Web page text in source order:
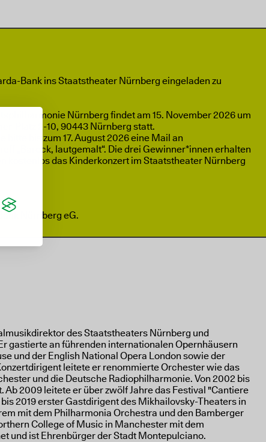
Bank ins Staatstheater Nürnberg eingeladen zu
Nürnberg findet am 15. November 2026 um
Platz 2-10, 90443 Nürnberg statt.
bitte bis zum 17. August 2026 eine Mail an
„Barock, lautgemalt“. Die drei Gewinner*innen erhalten
kostenlos das Kinderkonzert im Staatstheater Nürnberg
Nürnberg eG.
des Staatstheaters Nürnberg und
gastierte an führenden internationalen Opernhäusern
und der English National Opera London sowie der
leitete er renommierte Orchester wie das
und die Deutsche Radiophilharmonie. Von 2002 bis
2009 leitete er über zwölf Jahre das Festival "Cantiere
2019 erster Gastdirigent des Mikhailovsky-Theaters in
mit dem Philharmonia Orchestra und den Bamberger
College of Music in Manchester mit dem
und ist Ehrenbürger der Stadt Montepulciano.